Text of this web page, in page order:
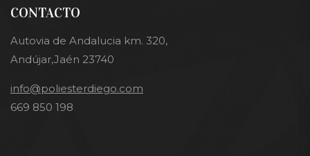
CONTACTO
Autovia de Andalucia km. 320,
Andújar,Jaén 23740
info@poliesterdiego.com
669 850 198